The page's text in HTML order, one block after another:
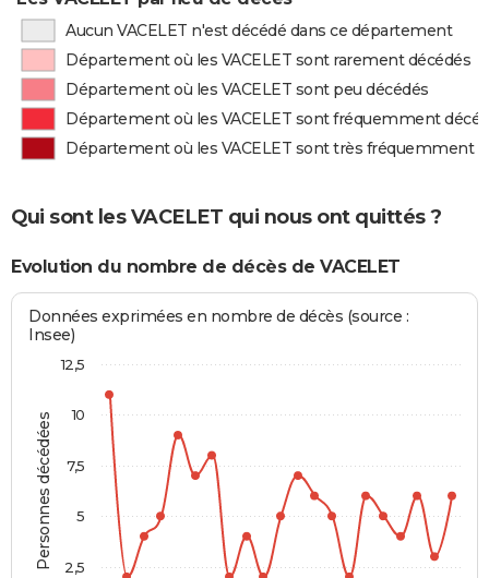
Aucun VACELET n'est décédé dans ce département
Département où les VACELET sont rarement décédés
Département où les VACELET sont peu décédés
Département où les VACELET sont fréquemment
Département où les VACELET sont très fréquemment
Qui sont les VACELET qui nous ont quittés ?
Evolution du nombre de décès de VACELET
Personnes décédées
Données exprimées en nombre de décès (source :
Insee)
2,5
5
7,5
10
12,5